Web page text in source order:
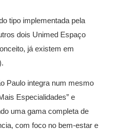
tipo implementada pela
dois Unimed Espaço
já existem em
Paulo integra num mesmo
Especialidades” e
uma gama completa de
com foco no bem-estar e